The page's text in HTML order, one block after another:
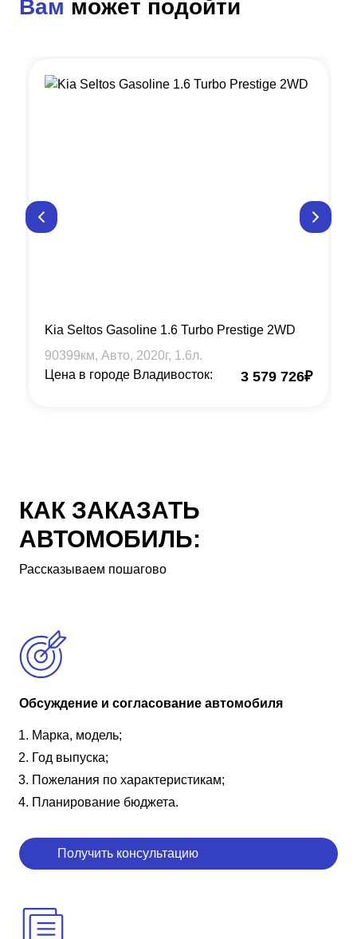
Вам может подойти
Kia Seltos Gasoline 1.6 Turbo Prestige 2WD
90399км, Авто, 2020г, 1.6л.
Цена в городе Владивосток:
3 579 726₽
КАК ЗАКАЗАТЬ
АВТОМОБИЛЬ:
Рассказываем пошагово
Обсуждение и согласование автомобиля
Марка, модель;
Год выпуска;
Пожелания по характеристикам;
Планирование бюджета.
Получить консультацию